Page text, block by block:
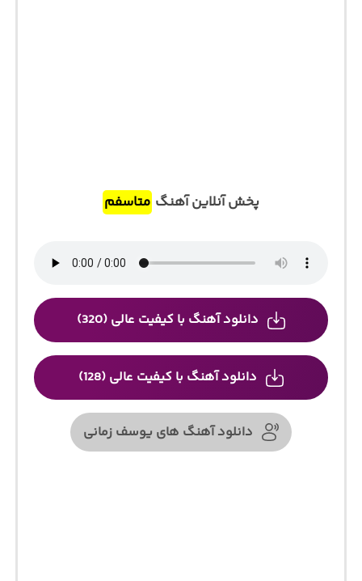
پخش آنلاین آهنگ متاسفم
دانلود آهنگ با کیفیت عالی (320)
دانلود آهنگ با کیفیت عالی (128)
دانلود آهنگ های یوسف زمانی